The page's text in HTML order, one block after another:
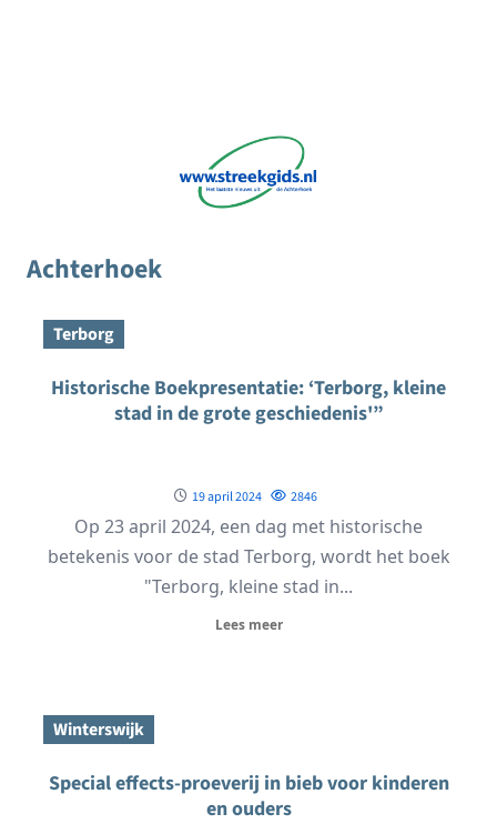
Achterhoek
Terborg
Historische Boekpresentatie: ‘Terborg, kleine
stad in de grote geschiedenis'”
19 april 2024 2846
Op 23 april 2024, een dag met historische
betekenis voor de stad Terborg, wordt het boek
"Terborg, kleine stad in...
Lees meer
Winterswijk
Special effects-proeverij in bieb voor kinderen
en ouders